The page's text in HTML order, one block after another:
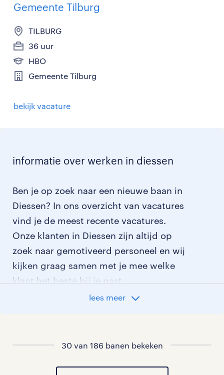
Gemeente Tilburg
TILBURG
36 uur
HBO
Gemeente Tilburg
bekijk vacature
informatie over werken in diessen
Ben je op zoek naar een nieuwe baan in
Diessen? In ons overzicht van vacatures
vind je de meest recente vacatures.
Onze klanten in Diessen zijn altijd op
zoek naar gemotiveerd personeel en wij
kijken graag samen met je mee welke
klant het beste bij je past.
lees meer
30 van 186 banen bekeken